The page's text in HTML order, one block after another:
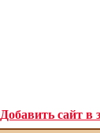
Добавить сайт в